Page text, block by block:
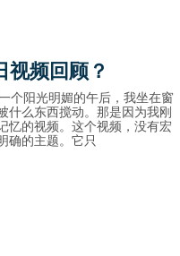
视频回顾？
个阳光明媚的午后，我坐在窗
什么东西搅动。那是因为我刚
忆的视频。这个视频，没有宏
确的主题。它只